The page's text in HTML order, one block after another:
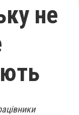
не